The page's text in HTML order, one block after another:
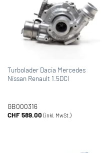
Turbolader Dacia Mercedes
Nissan Renault 1.5DCI
GB000316
CHF589.00 (inkl. MwSt.)